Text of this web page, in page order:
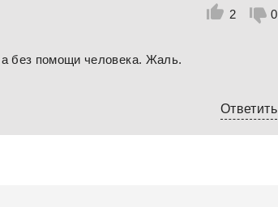
2 0
без помощи человека. Жаль.
Ответить